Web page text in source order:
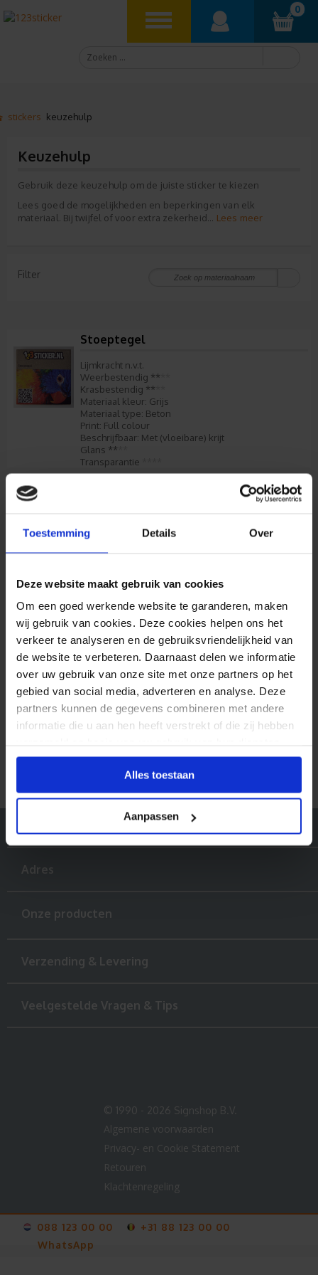
Toestemming Details Over
Deze website maakt gebruik van cookies
Om een goed werkende website te garanderen, maken
wij gebruik van cookies. Deze cookies helpen ons het
verkeer te analyseren en de gebruiksvriendelijkheid van
de website te verbeteren. Daarnaast delen we informatie
over uw gebruik van onze site met onze partners op het
gebied van social media, adverteren en analyse. Deze
partners kunnen de gegevens combineren met andere
informatie die u aan hen heeft verstrekt of die zij hebben
Alles toestaan
Aanpassen
0
stickers keuzehulp
Keuzehulp
Gebruik deze keuzehulp om de juiste sticker te kiezen
Lees goed de mogelijkheden en beperkingen van elk
materiaal. Bij twijfel of voor extra zekerheid... Lees meer
Filter
Stoeptegel
Lijmkracht n.v.t.
Weerbestendig **
Krasbestendig **
Materiaal kleur: Grijs
Materiaal type: Beton
Print: Full colour
Beschrijfbaar: Met (vloeibare) krijt
Glans **
Transparantie
Weerbestendig****
Krasbestendig
Materiaal kleur: Grijs
Print: Full colour
Beschrijfbaar: Met (vloeibare) krijt
Glans****
Halve stoeptegel (staand)
Lijmkracht n.v.t.
Weerbestendig
**
Krasbestendig****
Materiaal kleur: Grijs
Materiaal type: Beton
Glans****
Transparantie****
Adres
Onze producten
Verzending & Levering
Veelgestelde Vragen & Tips
© 1990 - 2026 Signshop B.V.
Algemene voorwaarden
Privacy- en Cookie Statement
Retouren
Klachtenregeling
088 123 00 00
+31 88 123 00 00
WhatsApp